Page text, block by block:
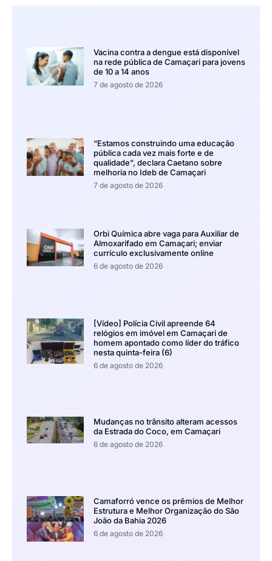
Vacina contra a dengue está disponível
na rede pública de Camaçari para jovens
de 10 a 14 anos
7 de agosto de 2026
“Estamos construindo uma educação
pública cada vez mais forte e de
qualidade”, declara Caetano sobre
melhoria no Ideb de Camaçari
7 de agosto de 2026
Orbi Química abre vaga para Auxiliar de
Almoxarifado em Camaçari; enviar
currículo exclusivamente online
6 de agosto de 2026
[Vídeo] Polícia Civil apreende 64
relógios em imóvel em Camaçari de
homem apontado como líder do tráfico
nesta quinta-feira (6)
6 de agosto de 2026
Mudanças no trânsito alteram acessos
da Estrada do Coco, em Camaçari
6 de agosto de 2026
Camaforró vence os prêmios de Melhor
Estrutura e Melhor Organização do São
João da Bahia 2026
6 de agosto de 2026